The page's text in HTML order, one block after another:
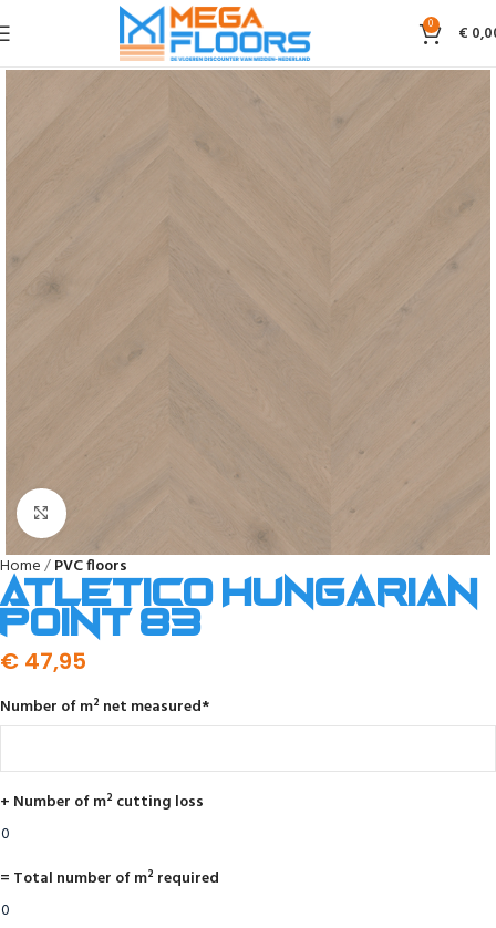
0 €
Home PVC floors
Atletico Hungarian
point 83
€ 47,95
Number of m² net measured*
+ Number of m² cutting loss
= Total number of m² required
Click to enlarge